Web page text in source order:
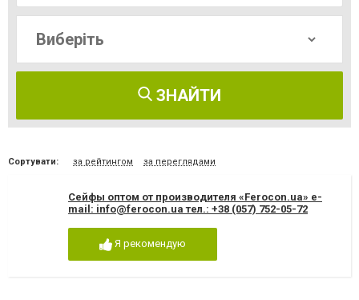
ЗНАЙТИ
Сортувати: за рейтингом за переглядами
Сейфы оптом от производителя «Ferocon.ua» е-
mаil: info@ferocon.ua тел.: +38 (057) 752-05-72
Я рекомендую